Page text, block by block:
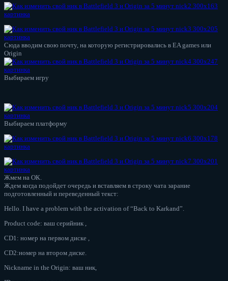
Сюда вводим свою почту, на которую регистрировались в EA games или
Origin
Выбираем игру
Выбираем платформу
Жмем на ОК.
Ждем когда подойдет очередь и вставляем в строку чата зарание
подготовленный и переведенный текст:
Hello. I have a problem with the activation of “Back to Karkand”.
Product code: ваш серийник ,
CD1: номер на первом диске ,
CD2:номер на втором диске.
Nickname in the Origin: ваш ник,